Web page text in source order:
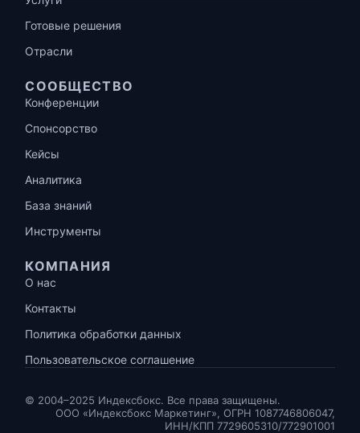
Готовые решения
Отрасли
СООБЩЕСТВО
Конференции
Спонсорство
Кейсы
Аналитика
База знаний
Инструменты
КОМПАНИЯ
О нас
Контакты
Политика обработки данных
Пользовательское соглашение
© 2004–2025 Индексбокс. Все права защищены.
ООО «Индексбокс Маркетинг», ОГРН 1087746806047,
ИНН/КПП 7729605310/772901001